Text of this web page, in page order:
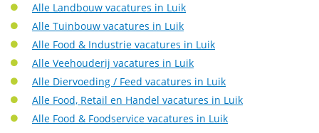
Alle Landbouw vacatures in Luik
Alle Tuinbouw vacatures in Luik
Alle Food & Industrie vacatures in Luik
Alle Veehouderij vacatures in Luik
Alle Diervoeding / Feed vacatures in Luik
Alle Food, Retail en Handel vacatures in Luik
Alle Food & Foodservice vacatures in Luik